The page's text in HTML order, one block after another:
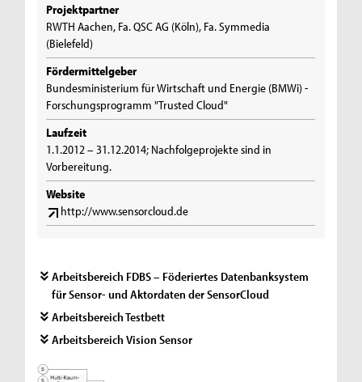
Projektpartner
RWTH Aachen, Fa. QSC AG (Köln), Fa. Symmedia
(Bielefeld)
Fördermittelgeber
Bundesministerium für Wirtschaft und Energie (BMWi) -
Forschungsprogramm "Trusted Cloud"
Laufzeit
1.1.2012 – 31.12.2014; Nachfolgeprojekte sind in
Vorbereitung.
Website
http://www.sensorcloud.de
Arbeitsbereich FDBS – Föderiertes Datenbanksystem
für Sensor- und Aktordaten der SensorCloud
Arbeitsbereich Testbett
Arbeitsbereich Vision Sensor